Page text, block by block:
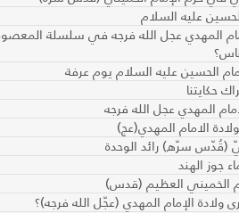
عليه السلام
المهدي عجل الله فرجه في سلسلة
الحسين عليه السلام يوم عرفة
حكايتنا
المهدي عجل الله فرجه
الامام المهدي(عج)
(قُدّس سرّه) رائد الوحدة
جوز الهند
الخميني العظيم (قدس)
ولادة الإمام المهدي (عجّل الله فرجه)؟